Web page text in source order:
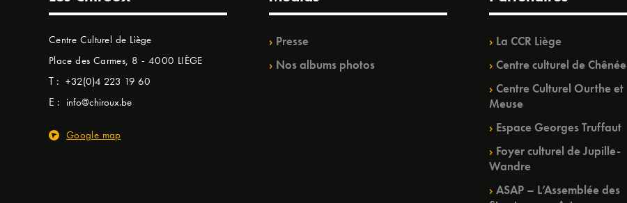
Centre Culturel de Liège
Place des Carmes, 8 - 4000 LIÈGE
T : +32(0)4 223 19 60
E : info@chiroux.be
Google map
Presse
Nos albums photos
La CCR Liège
Centre culturel de Chênée
Centre Culturel Ourthe et
Meuse
Espace Georges Truffaut
Foyer culturel de Jupille-
Wandre
ASAP – L’Assemblée des